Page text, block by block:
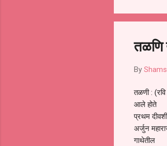
तळणि
By
तळणी :
आले होते
प्रथम
अर्जुन
गाथेतील